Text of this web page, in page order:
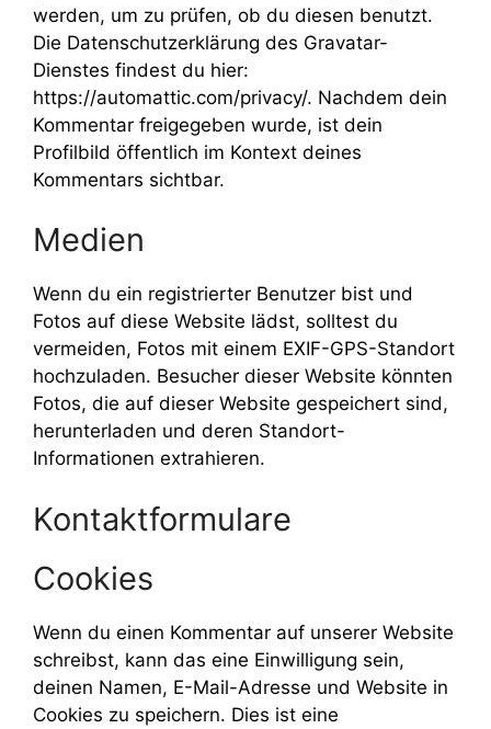
werden, um zu prüfen, ob du diesen benutzt.
Die Datenschutzerklärung des Gravatar-
Dienstes findest du hier:
https://automattic.com/privacy/. Nachdem dein
Kommentar freigegeben wurde, ist dein
Profilbild öffentlich im Kontext deines
Kommentars sichtbar.
Medien
Wenn du ein registrierter Benutzer bist und
Fotos auf diese Website lädst, solltest du
vermeiden, Fotos mit einem EXIF-GPS-Standort
hochzuladen. Besucher dieser Website könnten
Fotos, die auf dieser Website gespeichert sind,
herunterladen und deren Standort-
Informationen extrahieren.
Kontaktformulare
Cookies
Wenn du einen Kommentar auf unserer Website
schreibst, kann das eine Einwilligung sein,
deinen Namen, E-Mail-Adresse und Website in
Cookies zu speichern. Dies ist eine